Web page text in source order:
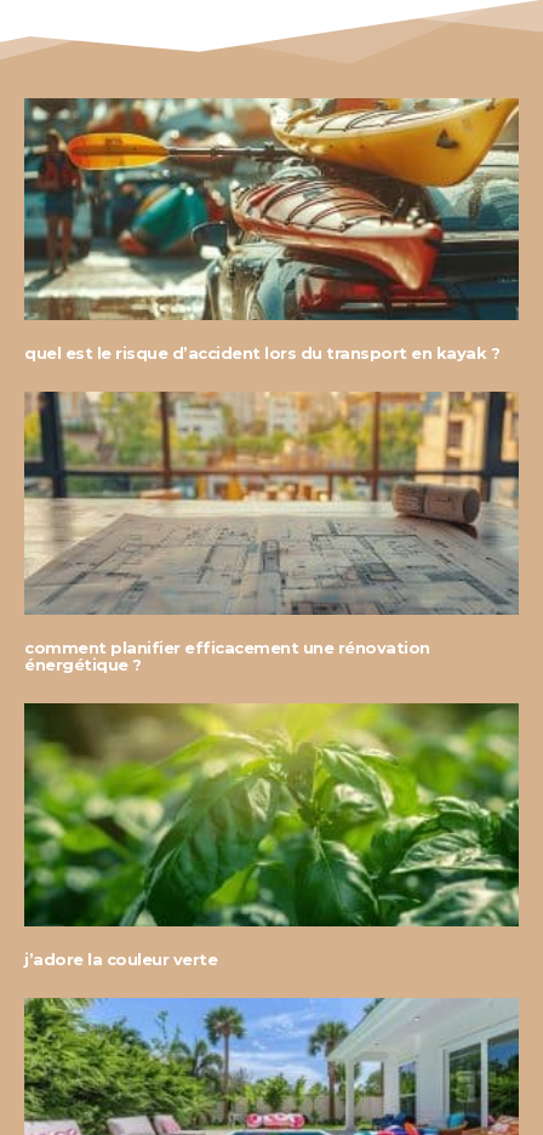
quel est le risque d’accident lors du transport en kayak ?
comment planifier efficacement une rénovation
énergétique ?
j’adore la couleur verte